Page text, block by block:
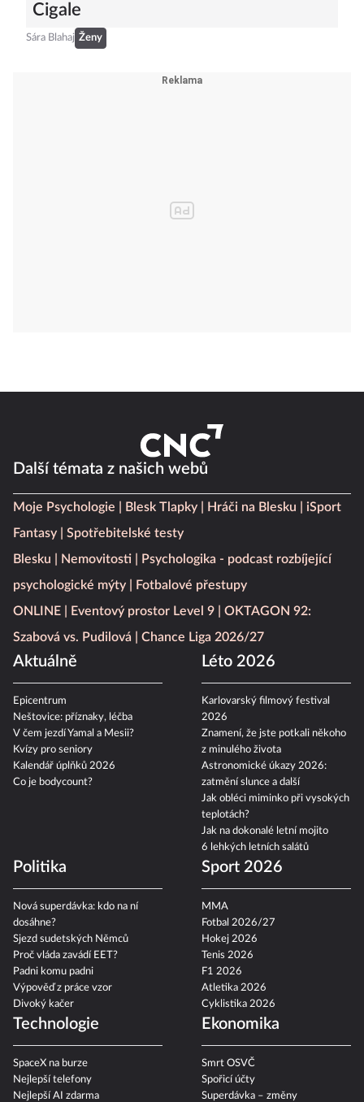
Cigale
Sára Blahaj Ženy
Další témata z našich webů
Moje Psychologie Blesk Tlapky Hráči na Blesku
iSport
Fantasy
Spotřebitelské testy
Blesku
Nemovitosti
Psychologika - podcast rozbíjející
psychologické mýty
Fotbalové přestupy
ONLINE
Eventový prostor Level 9
OKTAGON 92:
Szabová vs. Pudilová
Chance Liga 2026/27
Aktuálně
Epicentrum
Neštovice: příznaky, léčba
V čem jezdí Yamal a Mesii?
Kvízy pro seniory
Kalendář úplňků 2026
Co je bodycount?
Léto 2026
Karlovarský filmový festival
2026
Znamení, že jste potkali někoho
z minulého života
Astronomické úkazy 2026:
zatmění slunce a další
Jak obléci miminko při vysokých
teplotách?
Jak na dokonalé letní mojito
6 lehkých letních salátů
Politika
Nová superdávka: kdo na ní
dosáhne?
Sjezd sudetských Němců
Proč vláda zavádí EET?
Padni komu padni
Výpověď z práce vzor
Divoký kačer
Sport 2026
MMA
Fotbal 2026/27
Hokej 2026
Tenis 2026
F1 2026
Atletika 2026
Cyklistika 2026
Technologie
SpaceX na burze
Nejlepší telefony
Nejlepší AI zdarma
Ekonomika
Smrt OSVČ
Spořicí účty
Superdávka – změny